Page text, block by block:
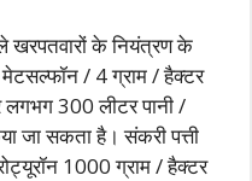
खरपतवारों के नियंत्रण के
/ 4 ग्राम / हैक्टर
लगभग 300 लीटर पानी /
जा सकता है। संकरी पत्ती
1000 ग्राम / हैक्टर